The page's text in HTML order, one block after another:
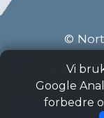
©
Tlf:63 87 15
Vi
Google
forbedre